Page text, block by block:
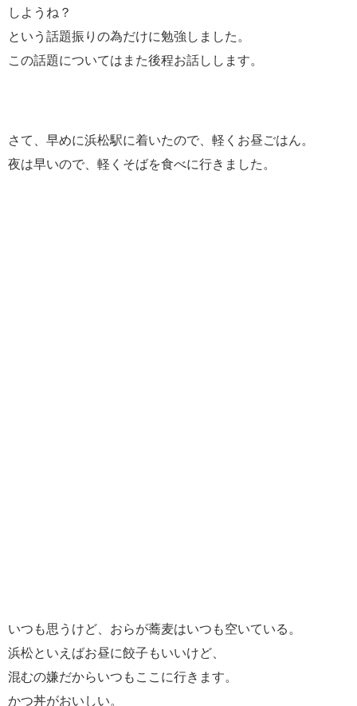
しようね？
という話題振りの為だけに勉強しました。
この話題についてはまた後程お話しします。
さて、早めに浜松駅に着いたので、軽くお昼ごはん。
夜は早いので、軽くそばを食べに行きました。
いつも思うけど、おらが蕎麦はいつも空いている。
浜松といえばお昼に餃子もいいけど、
混むの嫌だからいつもここに行きます。
かつ丼がおいしい。